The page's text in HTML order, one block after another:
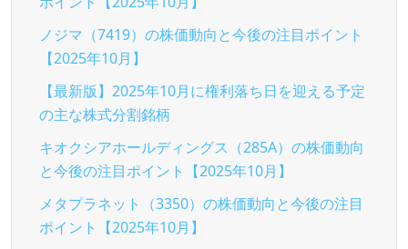
ノジマ（7419）の株価動向と今後の注目ポイント
【2025年10月】
【最新版】2025年10月に権利落ち日を迎える予定
の主な株式分割銘柄
キオクシアホールディングス（285A）の株価動向
と今後の注目ポイント【2025年10月】
メタプラネット（3350）の株価動向と今後の注目
ポイント【2025年10月】